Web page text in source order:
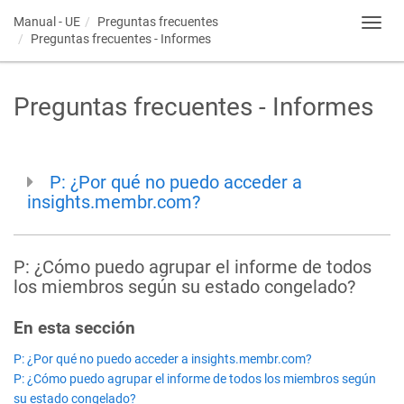
Manual - UE
Preguntas frecuentes
Preguntas frecuentes - Informes
Preguntas frecuentes - Informes
P: ¿Por qué no puedo acceder a
insights.membr.com?
P: ¿Cómo puedo agrupar el informe de todos
los miembros según su estado congelado?
En esta sección
P: ¿Por qué no puedo acceder a insights.membr.com?
P: ¿Cómo puedo agrupar el informe de todos los miembros según
su estado congelado?